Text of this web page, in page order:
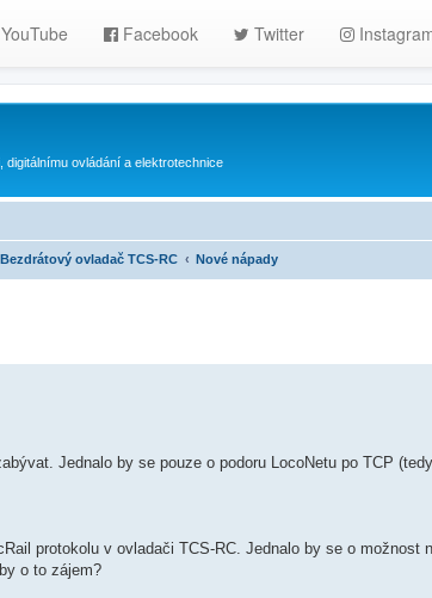
YouTube Facebook Twitter
ovládání a elektrotechnice
Bezdrátový ovladač TCS-RC Nové nápady
Jednalo by se pouze o podoru LocoNetu po TCP
protokolu v ovladači TCS-RC. Jednalo by se o možnost
o to zájem?